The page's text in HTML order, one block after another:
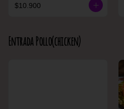
$10.900
Entrada Pollo(chicken)